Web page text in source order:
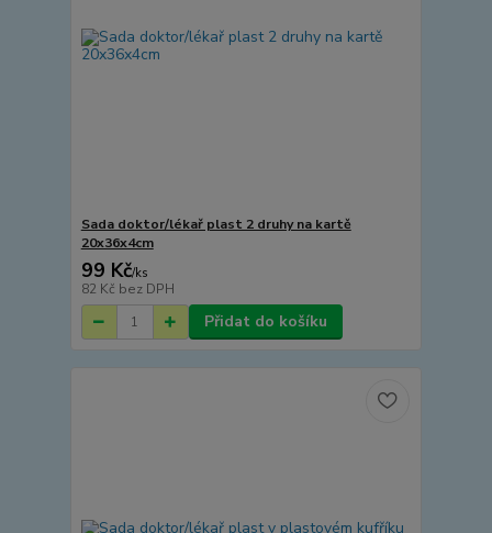
Sada doktor/lékař plast 2 druhy na kartě
20x36x4cm
99 Kč/ks
82 Kč bez DPH
Přidat do košíku